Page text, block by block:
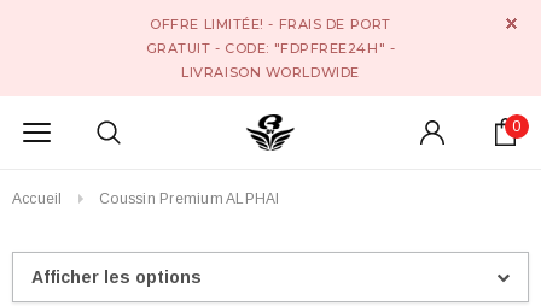
OFFRE LIMITÉE! - FRAIS DE PORT
GRATUIT - CODE: "FDPFREE24H" -
LIVRAISON WORLDWIDE
0
Accueil Coussin Premium ALPHAI
Afficher les options